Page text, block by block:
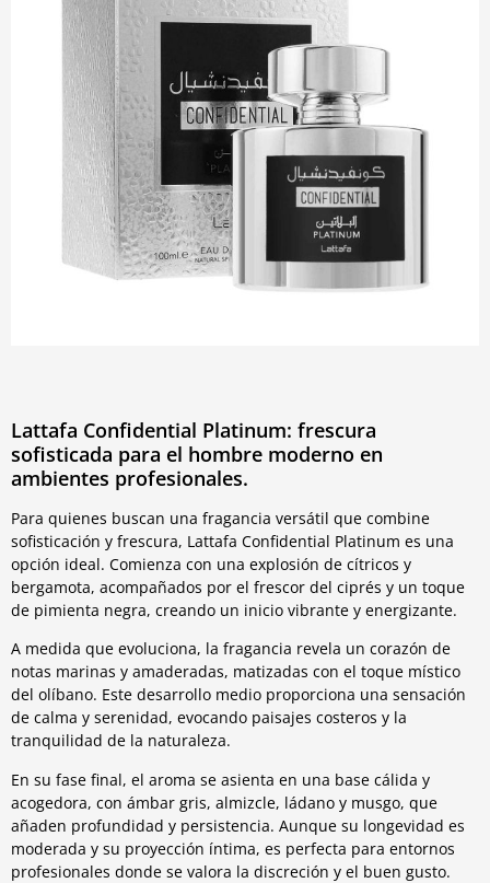
Lattafa Confidential Platinum: frescura
sofisticada para el hombre moderno en
ambientes profesionales.
Para quienes buscan una fragancia versátil que combine
sofisticación y frescura, Lattafa Confidential Platinum es una
opción ideal. Comienza con una explosión de cítricos y
bergamota, acompañados por el frescor del ciprés y un toque
de pimienta negra, creando un inicio vibrante y energizante.
A medida que evoluciona, la fragancia revela un corazón de
notas marinas y amaderadas, matizadas con el toque místico
del olíbano. Este desarrollo medio proporciona una sensación
de calma y serenidad, evocando paisajes costeros y la
tranquilidad de la naturaleza.
En su fase final, el aroma se asienta en una base cálida y
acogedora, con ámbar gris, almizcle, ládano y musgo, que
añaden profundidad y persistencia. Aunque su longevidad es
moderada y su proyección íntima, es perfecta para entornos
profesionales donde se valora la discreción y el buen gusto.